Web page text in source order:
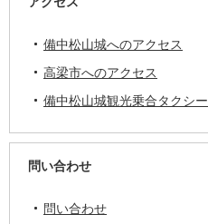
備中松山城へのアクセス
高梁市へのアクセス
備中松山城観光乗合タクシー
問い合わせ
問い合わせ